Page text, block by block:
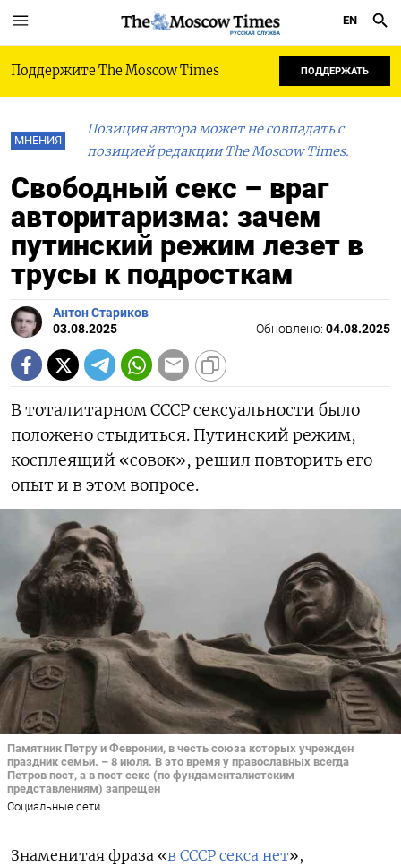
РУССКАЯ СЛУЖБА
EN
Поддержите The Moscow Times ПОДДЕРЖАТЬ
МНЕНИЯ
Позиция автора может не совпадать с
позицией редакции The Moscow Times.
Свободный секс – враг
авторитаризма: зачем
путинский режим лезет в
трусы к подросткам
Антон Стариков
03.08.2025
Обновлено: 04.08.2025
В тоталитарном СССР сексуальности было
положено стыдиться. Путинский режим,
косплеящий «совок», решил повторить его
опыт и в этом вопросе.
Памятник Петру и Февронии, в честь союза которых учрежден
праздник семьи. – 8 июля. В это время у православных всегда
Петров пост, а в пост секс (по фундаменталистским
представлениям) запрещен
Социальные сети
Знаменитая фраза «в СССР секса нет»,